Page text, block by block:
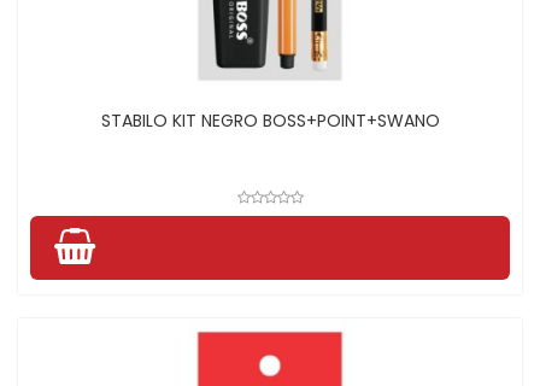
STABILO KIT NEGRO BOSS+POINT+SWANO